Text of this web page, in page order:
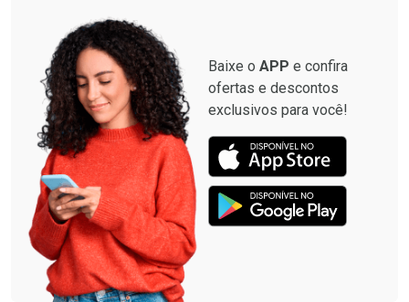
Baixe o APP e confira
ofertas e descontos
exclusivos para você!